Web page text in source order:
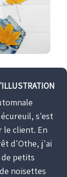
s'est
le client. En
d'Othe, j'ai
de petits
noisettes